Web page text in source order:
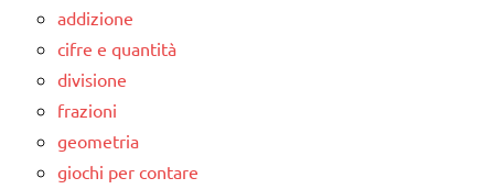
addizione
cifre e quantità
divisione
frazioni
geometria
giochi per contare